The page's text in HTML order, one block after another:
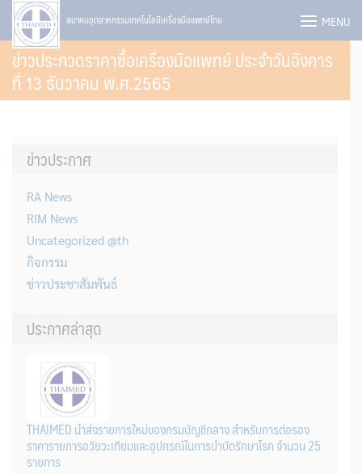
Skip
content
สมาคมอุตสาหกรรมเทคโนโลยีเครื่องมือแพทย์ไทย MENU
ข่าวประกวดราคาซื้อเครื่องมือแพทย์ ประจำวันอังคาร
ที่ 13 ธันวาคม พ.ศ.2565
ข่าวประกาศ
RA News
RIM News
Uncategorized @th
กิจกรรม
ข่าวประชาสัมพันธ์
ประกาศล่าสุด
THAIMED นำส่งรายการใหม่ของกรมบัญชีกลาง สำหรับการต่อรอง
ราคารายการอวัยวะเทียมและอุปกรณ์ในการบำบัดรักษาโรค จำนวน 25
รายการ